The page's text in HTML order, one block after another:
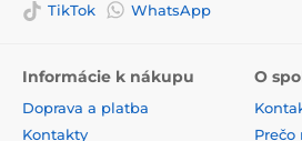
TikTok
WhatsApp
Informácie k nákupu
Doprava a platba
Kontakty
O
Prečo